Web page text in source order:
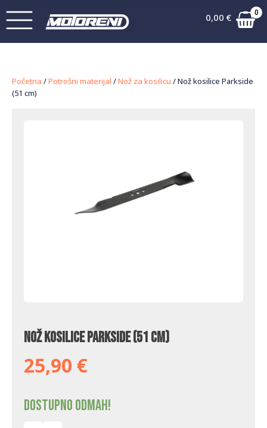
0,00 € 0
Početna /Potrošni materijal /Nož za kosilicu / Nož kosilice Parkside
(51 cm)
Nož kosilice Parkside (51 cm)
25,90 €
Dostupno odmah!